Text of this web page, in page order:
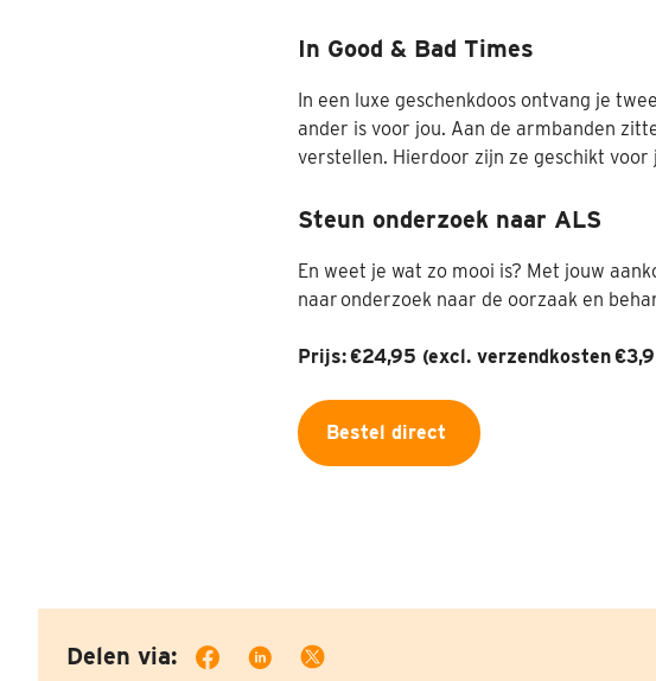
In Good & Bad Times
In een luxe geschenkdoos ontvang je
ander is voor jou. Aan de armbanden
verstellen. Hierdoor zijn ze geschikt voor
Steun onderzoek naar ALS
En weet je wat zo mooi is? Met jouw
naar onderzoek naar de oorzaak en
Prijs: €24,95 (excl. verzendkosten €
Bestel direct
Delen via: